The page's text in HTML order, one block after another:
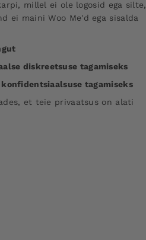
millel ei ole logosid ega silte,
ei maini Woo Me'd ega sisalda
diskreetsuse tagamiseks
tagamiseks
et teie privaatsus on alati